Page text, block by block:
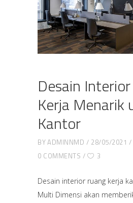
Desain
Kerja Menarik
Kantor
BYADMINNMD 28/05/2021
0 COMMENTS
3
Desain interior ruang kerja
Multi Dimensi akan